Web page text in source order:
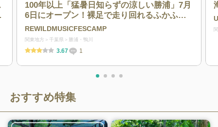
100年以上「猛暑日知らずの涼しい勝浦」7月
6日にオープン！裸足で走り回れるふかふか
芝生が特徴。ゆったり過ごせる広々フリーサ
イトは贅沢な空間を味わえる。 夜は360度満
天の星々の下、没入感に酔いしれることがで
きるチルキャンプ場。
REWILDMUSICFESCAMP
関東地方 千葉県 勝浦・鴨川
3.67 1
おすすめ特集